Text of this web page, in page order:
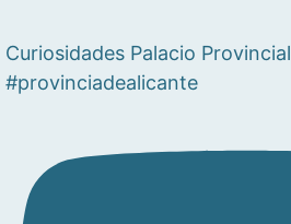
Curiosidades Palacio Provincial
#provinciadealicante